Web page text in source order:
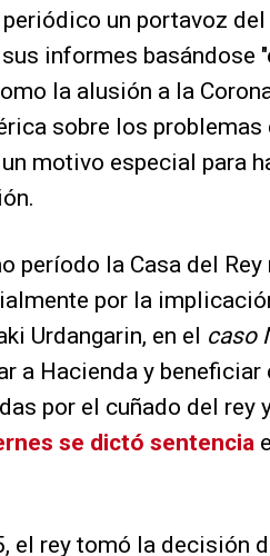
un portavoz
informes basándose
la alusión a la
sobre los
motivo especial para
período la Casa del Rey
por la
Urdangarin, en el caso
a Hacienda y beneficiar
por el cuñado del rey
se dictó sentencia
el rey tomó la decisión